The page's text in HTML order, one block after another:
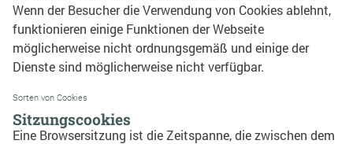
Wenn der Besucher die Verwendung von Cookies ablehnt,
funktionieren einige Funktionen der Webseite
möglicherweise nicht ordnungsgemäß und einige der
Dienste sind möglicherweise nicht verfügbar.
Sorten von Cookies
Sitzungscookies
Eine Browsersitzung ist die Zeitspanne, die zwischen dem